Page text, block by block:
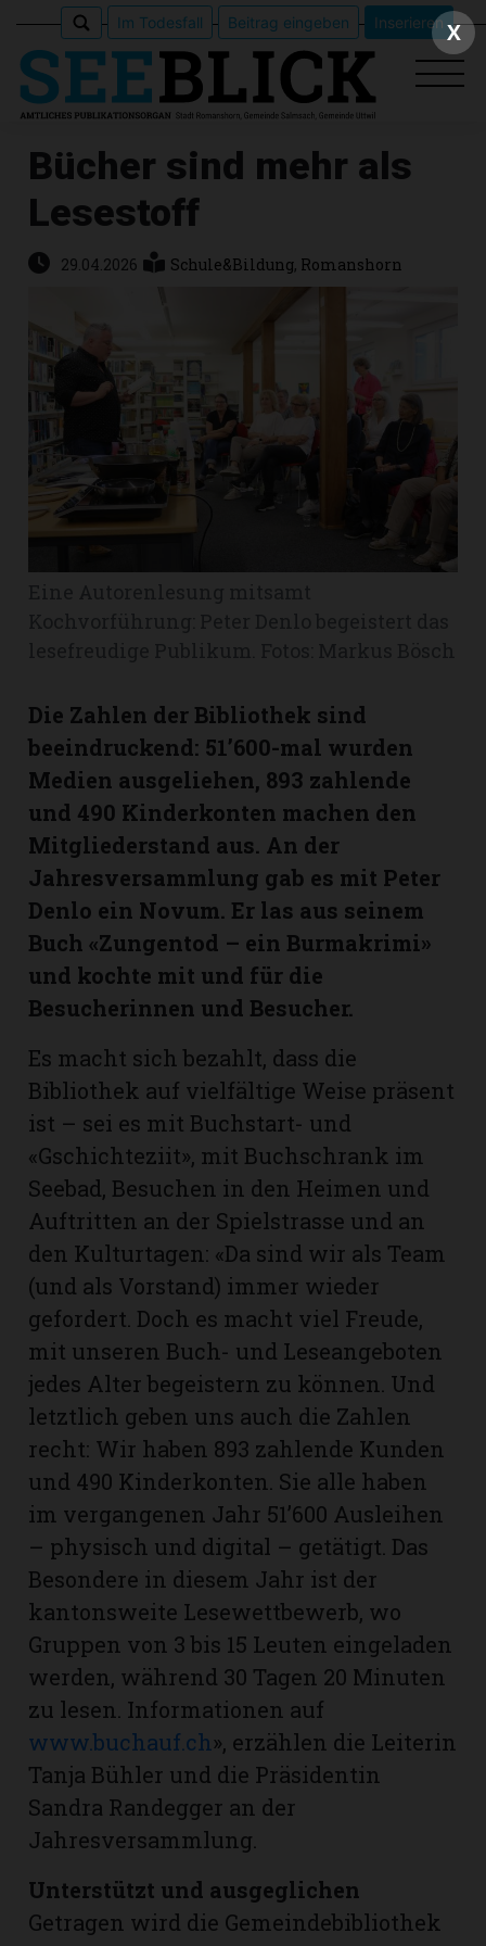
Epaper
Veranstaltungen
Romanshorn:
Im Todesfall Beitrag eingeben Inserieren
Bücher sind mehr als
Lesestoff
29.04.2026 Schule&Bildung, Romanshorn
Die Zahlen der Bibliothek sind
beeindruckend: 51’600-mal wurden
Medien ausgeliehen, 893 zahlende
und 490 Kinderkonten machen den
Mitgliederstand aus. An der
Jahresversammlung gab es mit Peter
Denlo ein Novum. Er las aus seinem
Buch «Zungentod – ein Burmakrimi»
und kochte mit und für die
Besucherinnen und Besucher.
Es macht sich bezahlt, dass die
Bibliothek auf vielfältige Weise präsent
ist – sei es mit Buchstart- und
«Gschichteziit», mit Buchschrank im
Seebad, Besuchen in den Heimen und
Auftritten an der Spielstrasse und an
den Kulturtagen: «Da sind wir als Team
(und als Vorstand) immer wieder
gefordert. Doch es macht viel Freude,
mit unseren Buch- und Leseangeboten
jedes Alter begeistern zu können. Und
letztlich geben uns auch die Zahlen
recht: Wir haben 893 zahlende Kunden
und 490 Kinderkonten. Sie alle haben
im vergangenen Jahr 51’600 Ausleihen
– physisch und digital – getätigt. Das
Besondere in diesem Jahr ist der
kantonsweite Lesewettbewerb, wo
Gruppen von 3 bis 15 Leuten eingeladen
werden, während 30 Tagen 20 Minuten
zu lesen. Informationen auf
www.buchauf.ch», erzählen die Leiterin
Tanja Bühler und die Präsidentin
Sandra Randegger an der
Jahresversammlung.
Unterstützt und ausgeglichen
Getragen wird die Gemeindebibliothek
X